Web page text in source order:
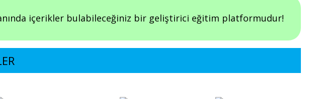
içerikler bulabileceğiniz bir geliştirici eğitim platformudur!